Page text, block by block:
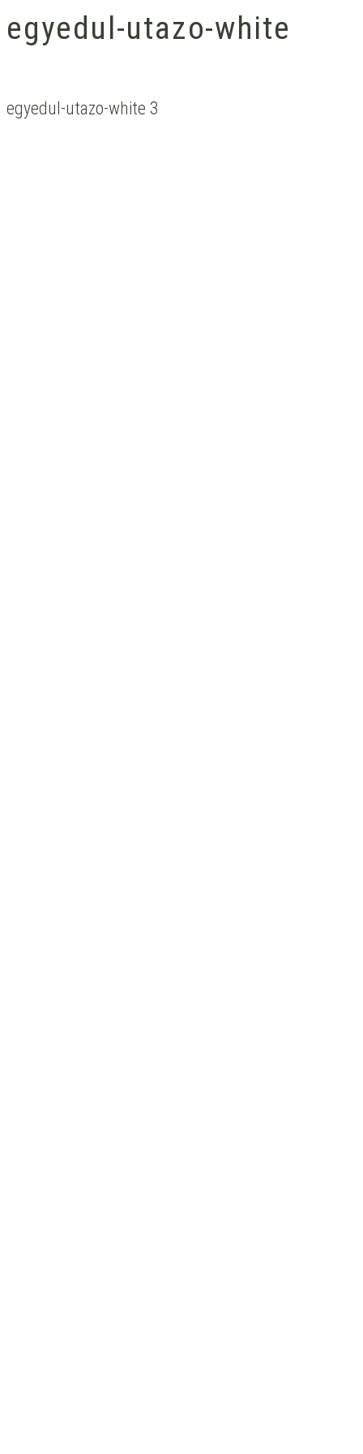
egyedul-utazo-white
egyedul-utazo-white 3